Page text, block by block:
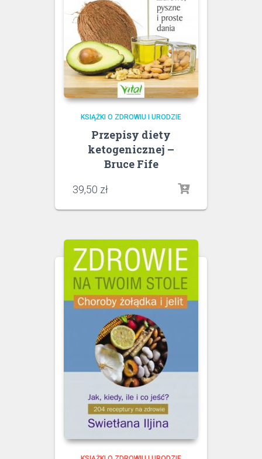
KSIĄŻKI O ZDROWIU I URODZIE
Przepisy diety
ketogenicznej –
Bruce Fife
39,50 zł